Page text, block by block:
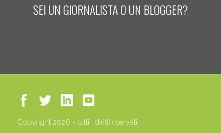
SEI UN GIORNALISTA O UN BLOGGER?
Copyright 2026 - tutti i diritti riservati